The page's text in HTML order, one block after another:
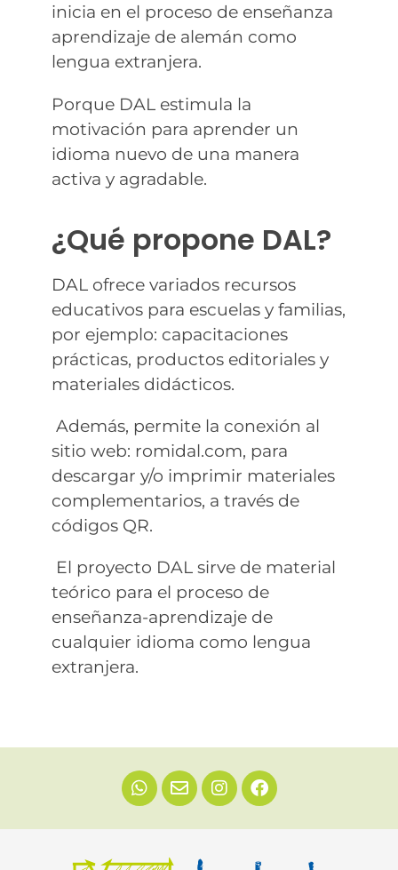
inicia en el proceso de enseñanza
aprendizaje de alemán como
lengua extranjera.
Porque DAL estimula la
motivación para aprender un
idioma nuevo de una manera
activa y agradable.
¿Qué propone DAL?
DAL ofrece variados recursos
educativos para escuelas y familias,
por ejemplo: capacitaciones
prácticas, productos editoriales y
materiales didácticos.
Además, permite la conexión al
sitio web: romidal.com, para
descargar y/o imprimir materiales
complementarios, a través de
códigos QR.
El proyecto DAL sirve de material
teórico para el proceso de
enseñanza-aprendizaje de
cualquier idioma como lengua
extranjera.